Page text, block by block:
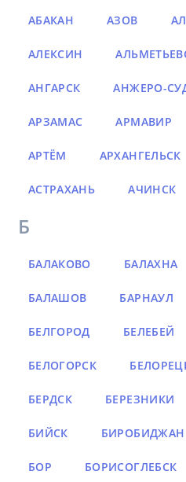
АБАКАН АЗОВ
АЛЕКСИН
АНГАРСК АНЖЕРО-
АРЗАМАС АРМАВИР
АРТЁМ АРХАНГЕЛЬСК
АСТРАХАНЬ АЧИНСК
Б
БАЛАКОВО БАЛАХНА
БАЛАШОВ БАРНАУЛ
БЕЛГОРОД БЕЛЕБЕЙ
БЕЛОГОРСК
БЕРДСК БЕРЕЗНИКИ
БИЙСК БИРОБИДЖАН
БОР БОРИСОГЛЕБСК